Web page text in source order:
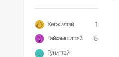
Хөгжилтэй 1
Гайхамшигтай 8
Гунигтай